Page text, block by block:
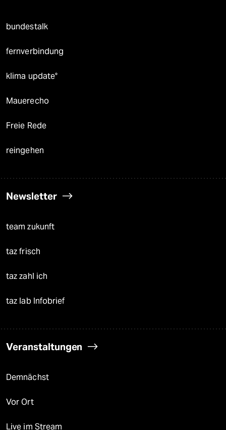
bundestalk
fernverbindung
klima update°
Mauerecho
Freie Rede
reingehen
Newsletter
team zukunft
taz frisch
taz zahl ich
taz lab Infobrief
Veranstaltungen
Demnächst
Vor Ort
Live im Stream